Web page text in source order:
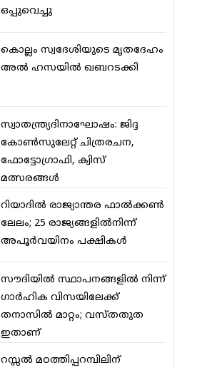
ഒപ്പുവെച്ചു
കൊല്ലം സ്വദേശിയുടെ മൃതദേഹം
അല്‍ ഹസയില്‍ ഖബറടക്കി
സ്വാതന്ത്ര്യദിനാഘോഷം: ജിദ്ദ
കോണ്‍സുലേറ്റ് ചിത്രരചന,
ഫോട്ടോഗ്രാഫി, ക്വിസ്
മത്സരങ്ങള്‍
റിയാദില്‍ രാജ്യാന്തര ഫാല്‍ക്കണ്‍
ലേലം; 25 രാജ്യങ്ങളില്‍നിന്ന്
അപൂര്‍വയിനം പക്ഷികള്‍
സൗദിയില്‍ സ്ഥാപനങ്ങളില്‍ നിന്ന്
ഗാര്‍ഹിക വിസയിലേക്ക്
തനാസില്‍ മാറ്റം; വസ്തതുത
ഇതാണ്
റസ്സല്‍ മഠത്തിപ്പറമ്പിലിന്